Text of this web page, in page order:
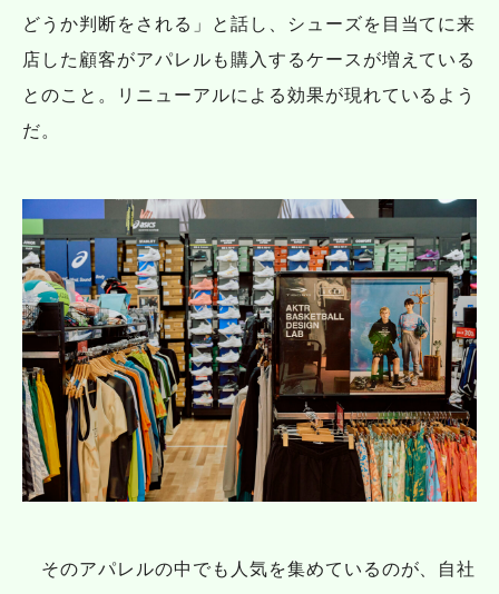
どうか判断をされる」と話し、シューズを目当てに来
店した顧客がアパレルも購入するケースが増えている
とのこと。リニューアルによる効果が現れているよう
だ。
そのアパレルの中でも人気を集めているのが、自社